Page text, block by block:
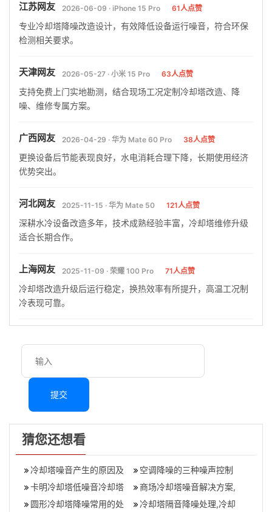
江苏网友 2026-06-09 · iPhone 15 Pro 61人点赞
专业冷却塔降噪改造设计，有效降低设备运行噪音，符合环保
检测相关要求。
天津网友 2026-05-27 · 小米 15 Pro 63人点赞
支持免费上门实地勘测，结合现场工况定制冷却塔改造、降
噪、维修专属方案。
广西网友 2026-04-29 · 华为 Mate 60 Pro 38人点赞
更换设备后节能表现良好，水电消耗合理下降，长期使用经济
优势突出。
河北网友 2025-11-15 · 华为 Mate 50 121人点赞
深耕水冷设备改造多年，技术成熟经验丰富，冷却塔维修升级
适合长期合作。
上海网友 2025-11-09 · 荣耀 100 Pro 71人点赞
冷却塔改造升级后运行稳定，换热效率有所提升，高温工况制
冷表现可靠。
提交
猜您还想看
冷却塔噪音产生的原因及
解决方法,冷却塔噪音
空调降噪的三种噪声控制
方法,空调机组降噪处理
卡明冷却塔低噪音冷却塔
概述,冷却塔噪音测试标准
商场冷却塔噪音解决方案,
冷却塔噪音会影响几楼
圆形冷却塔降噪常用的处
冷却塔隔音降噪处理,冷却